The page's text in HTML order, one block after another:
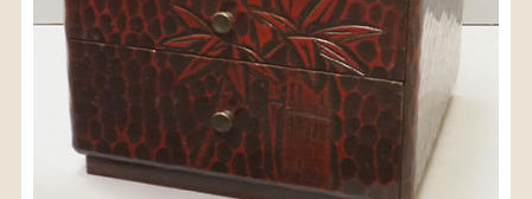
お届け先
送料ランク